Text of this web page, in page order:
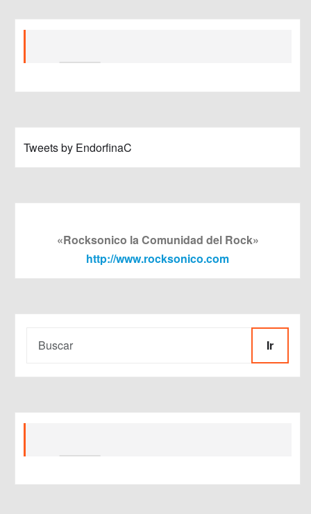
Tweets by EndorfinaC
«Rocksonico la Comunidad del Rock»
http://www.rocksonico.com
Ir